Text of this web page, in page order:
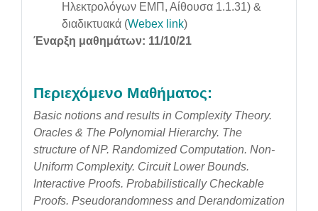
Ηλεκτρολόγων ΕΜΠ, Αίθουσα 1.1.31) &
διαδικτυακά (Webex link)
Έναρξη μαθημάτων: 11/10/21
Περιεχόμενο Μαθήματος:
Basic notions and results in Complexity Theory.
Oracles & The Polynomial Hierarchy. The
structure of NP. Randomized Computation. Non-
Uniform Complexity. Circuit Lower Bounds.
Interactive Proofs. Probabilistically Checkable
Proofs. Pseudorandomness and Derandomization